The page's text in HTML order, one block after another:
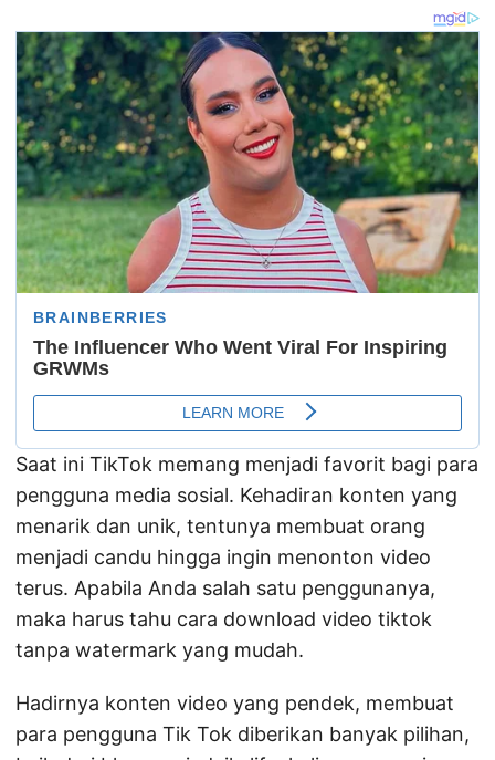
Saat ini TikTok memang menjadi favorit bagi para
pengguna media sosial. Kehadiran konten yang
menarik dan unik, tentunya membuat orang
menjadi candu hingga ingin menonton video
terus. Apabila Anda salah satu penggunanya,
maka harus tahu cara download video tiktok
tanpa watermark yang mudah.
Hadirnya konten video yang pendek, membuat
para pengguna Tik Tok diberikan banyak pilihan,